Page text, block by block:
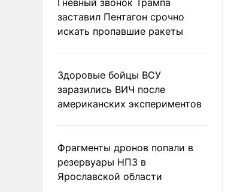
Гневный звонок Трампа
заставил Пентагон срочно
искать пропавшие ракеты
Здоровые бойцы ВСУ
заразились ВИЧ после
американских экспериментов
Фрагменты дронов попали в
резервуары НПЗ в
Ярославской области